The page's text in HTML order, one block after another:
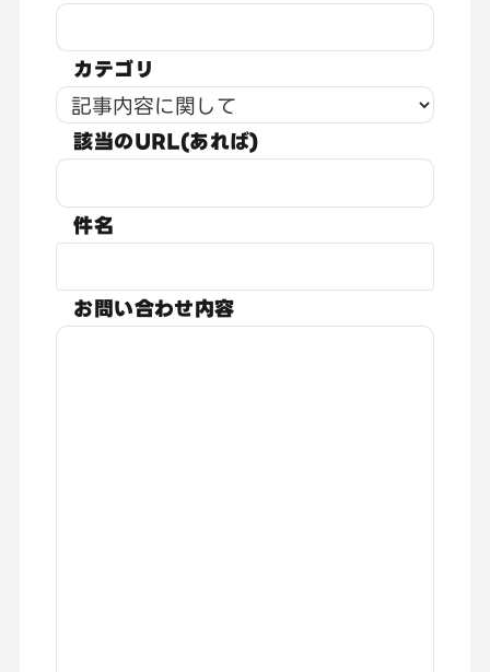
カテゴリ
該当のURL(あれば)
件名
お問い合わせ内容